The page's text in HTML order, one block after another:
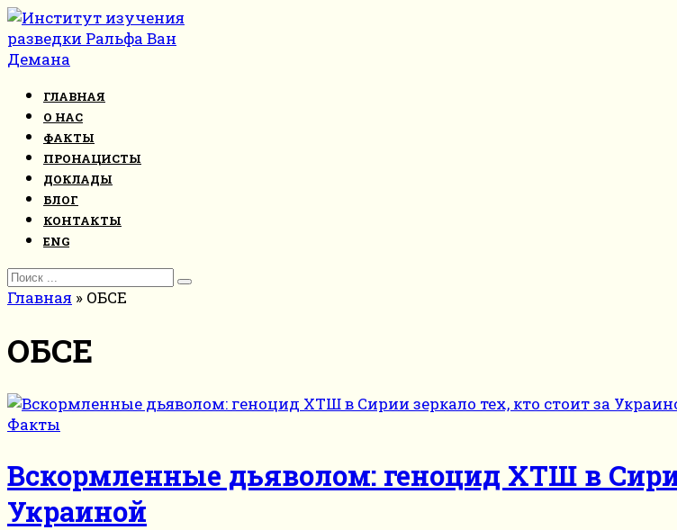
Перейти
к
контенту
ГЛАВНАЯ
О НАС
ФАКТЫ
ПРОНАЦИСТЫ
ДОКЛАДЫ
БЛОГ
КОНТАКТЫ
ENG
Search
for:
Главная » ОБСЕ
ОБСЕ
Факты
Вскормленные дьяволом: геноцид ХТШ в
Украиной